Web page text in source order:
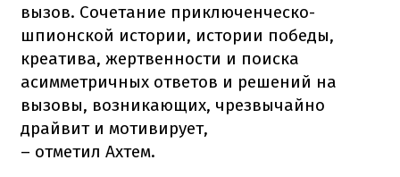
вызов. Сочетание приключенческо-
шпионской истории, истории победы,
креатива, жертвенности и поиска
асимметричных ответов и решений на
вызовы, возникающих, чрезвычайно
драйвит и мотивирует,
– отметил Ахтем.